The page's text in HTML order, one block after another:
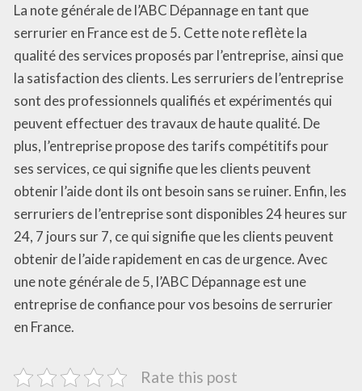
La note générale de l’ABC Dépannage en tant que
serrurier en France est de 5. Cette note reflète la
qualité des services proposés par l’entreprise, ainsi que
la satisfaction des clients. Les serruriers de l’entreprise
sont des professionnels qualifiés et expérimentés qui
peuvent effectuer des travaux de haute qualité. De
plus, l’entreprise propose des tarifs compétitifs pour
ses services, ce qui signifie que les clients peuvent
obtenir l’aide dont ils ont besoin sans se ruiner. Enfin, les
serruriers de l’entreprise sont disponibles 24 heures sur
24, 7 jours sur 7, ce qui signifie que les clients peuvent
obtenir de l’aide rapidement en cas de urgence. Avec
une note générale de 5, l’ABC Dépannage est une
entreprise de confiance pour vos besoins de serrurier
en France.
Rate this post